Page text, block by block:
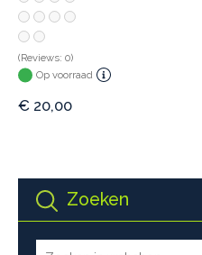
Zoeken
(Reviews: 0)
Op voorraad
€ 20,00